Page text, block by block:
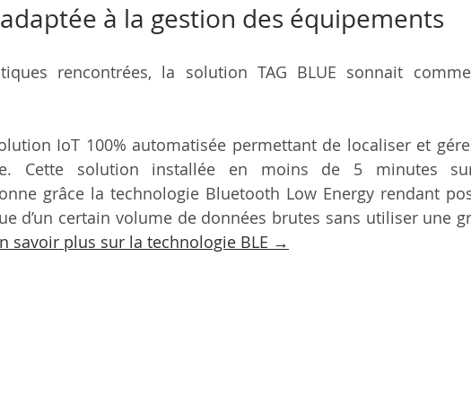
à la gestion des équipements
rencontrées, la solution TAG BLUE sonnait
IoT 100% automatisée permettant de localiser et
Cette solution installée en moins de 5 minutes
grâce la technologie Bluetooth Low Energy rendant
d’un certain volume de données brutes sans utiliser une
savoir plus sur la technologie BLE →